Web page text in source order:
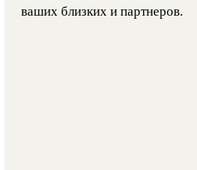
ваших близких и партнеров.